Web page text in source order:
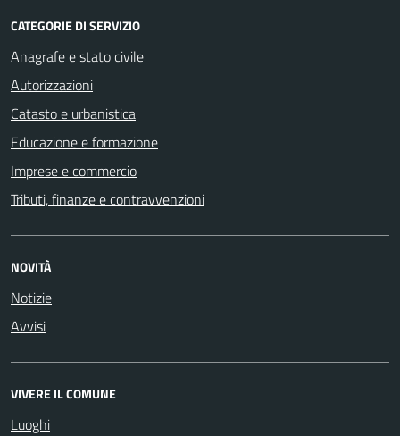
CATEGORIE DI SERVIZIO
Anagrafe e stato civile
Autorizzazioni
Catasto e urbanistica
Educazione e formazione
Imprese e commercio
Tributi, finanze e contravvenzioni
NOVITÀ
Notizie
Avvisi
VIVERE IL COMUNE
Luoghi